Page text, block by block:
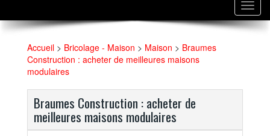
Accueil > Bricolage - Maison > Maison > Braumes
Construction : acheter de meilleures maisons
modulaires
Braumes Construction : acheter de
meilleures maisons modulaires